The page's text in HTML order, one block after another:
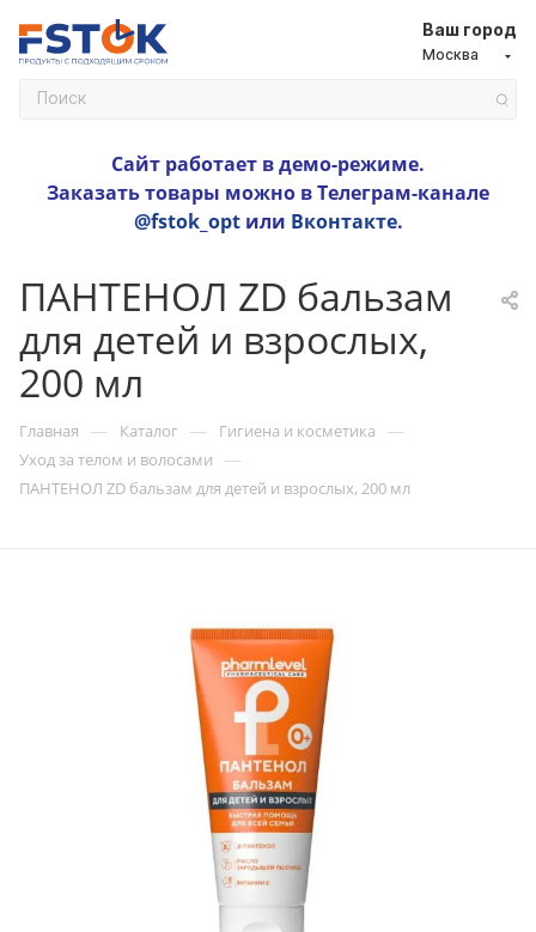
Ваш город
Москва
Сайт работает в демо-режиме.
Заказать товары можно в Телеграм-канале
@fstok_optили Вконтакте.
ПАНТЕНОЛ ZD бальзам
для детей и взрослых,
200 мл
Главная — Каталог — Гигиена и косметика —
Уход за телом и волосами —
ПАНТЕНОЛ ZD бальзам для детей и взрослых, 200 мл